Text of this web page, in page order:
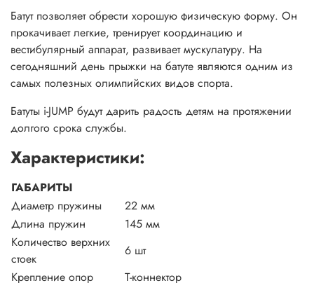
Батут позволяет обрести хорошую физическую форму. Он
прокачивает легкие, тренирует координацию и
вестибулярный аппарат, развивает мускулатуру. На
сегодняшний день прыжки на батуте являются одним из
самых полезных олимпийских видов спорта.
Батуты i-JUMP будут дарить радость детям на протяжении
долгого срока службы.
Характеристики:
Диаметр пружины
22 мм
Длина пружин
145 мм
Количество верхних
стоек
6 шт
Крепление опор
Т-коннектор
ГАБАРИТЫ